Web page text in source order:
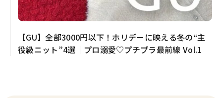
【GU】全部3000円以下！ホリデーに映える冬の“主
役級ニット”4選｜プロ溺愛♡プチプラ最前線 Vol.1